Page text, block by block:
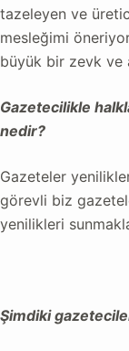
tazeleyen ve
mesleğimi
büyük bir zevk ve
Gazetecilikle
nedir?
Gazeteler
görevli biz
yenilikleri
Şimdiki